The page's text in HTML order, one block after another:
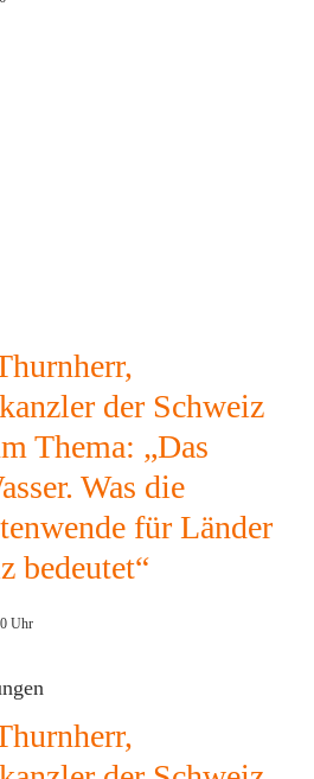
der Schweiz
Thema: „Das
Was die
für Länder
bedeutet“
Uhr